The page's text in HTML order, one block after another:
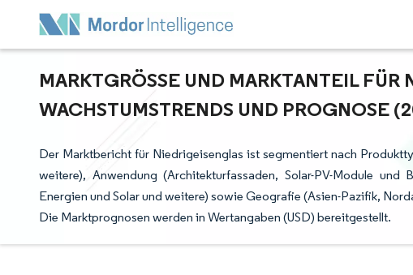
MARKTGRÖSSE UND MARKTANTEIL FÜR
ACHSTUMSTRENDS UND PROGNOSE
Der Marktbericht für Niedrigeisenglas ist segmentiert nach
weitere), Anwendung (Architekturfassaden, Solar-PV-Module und
Energien und Solar und weitere) sowie Geografie (Asien-Pazifik,
Die Marktprognosen werden in Wertangaben (USD) bereitgestellt.